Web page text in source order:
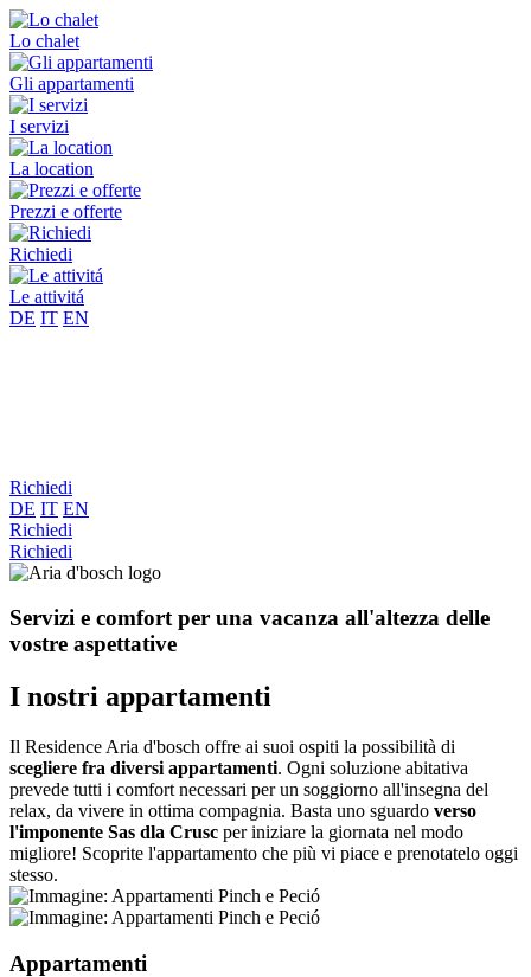
Lo chalet
Gli appartamenti
I servizi
La location
Prezzi e offerte
Richiedi
Le attivitá
DE IT EN
Richiedi
DE IT EN
Richiedi
Richiedi
Servizi e comfort per una vacanza all'altezza delle
vostre aspettative
I nostri appartamenti
Il Residence Aria d'bosch offre ai suoi ospiti la possibilità di
scegliere fra diversi appartamenti. Ogni soluzione abitativa
prevede tutti i comfort necessari per un soggiorno all'insegna del
relax, da vivere in ottima compagnia. Basta uno sguardo verso
l'imponente Sas dla Crusc per iniziare la giornata nel modo
migliore! Scoprite l'appartamento che più vi piace e prenotatelo oggi
stesso.
Appartamenti